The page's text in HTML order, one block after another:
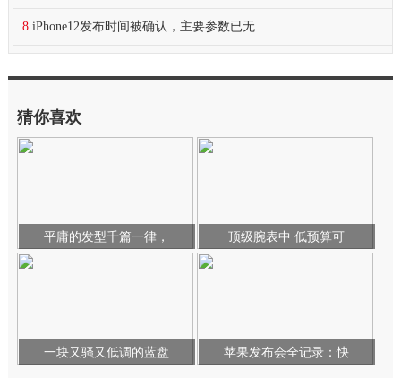
8. iPhone12发布时间被确认，主要参数已无
猜你喜欢
平庸的发型千篇一律， 顶级腕表中 低预算可
一块又骚又低调的蓝盘 苹果发布会全记录：快